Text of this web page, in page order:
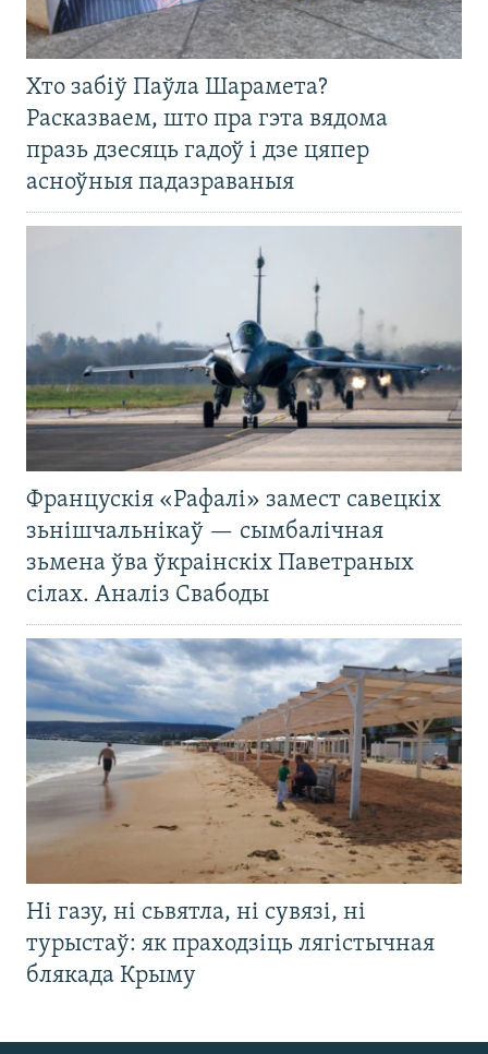
Хто забіў Паўла Шарамета?
Расказваем, што пра гэта вядома
празь дзесяць гадоў і дзе цяпер
асноўныя падазраваныя
Францускія «Рафалі» замест савецкіх
зьнішчальнікаў — сымбалічная
зьмена ўва ўкраінскіх Паветраных
сілах. Аналіз Свабоды
Ні газу, ні сьвятла, ні сувязі, ні
турыстаў: як праходзіць лягістычная
блякада Крыму